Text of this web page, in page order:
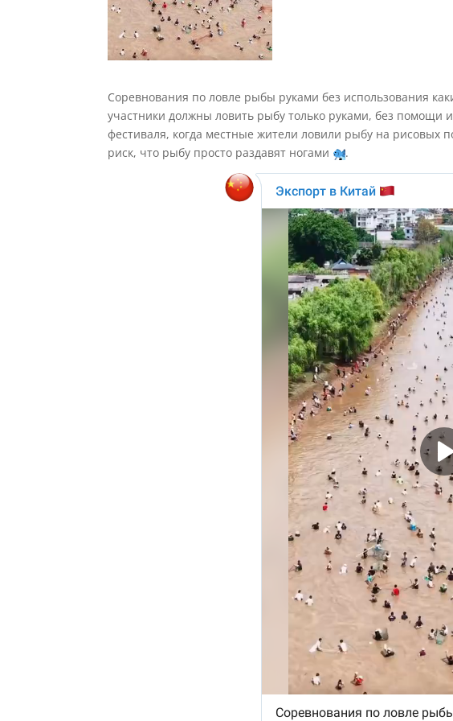
Соревнования по ловле рыбы руками без использования
участники должны ловить рыбу только руками, без помощи
фестиваля, когда местные жители ловили рыбу на рисовых
риск, что рыбу просто раздавят ногами
.